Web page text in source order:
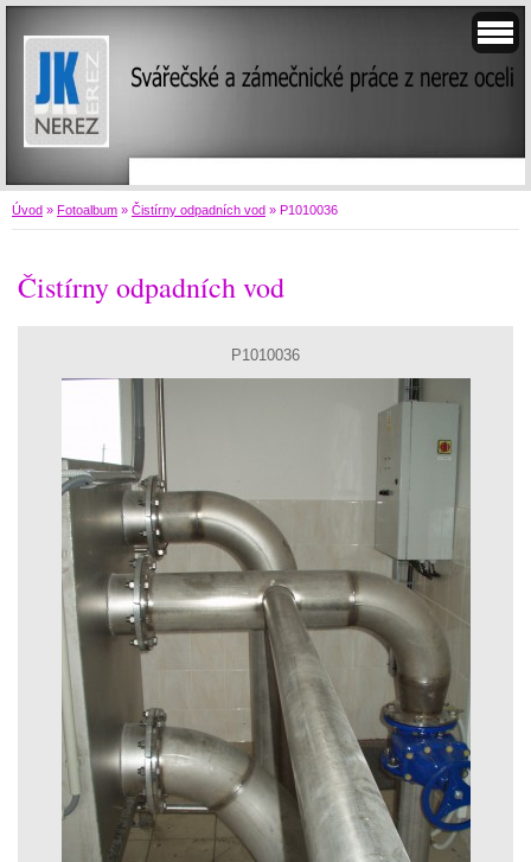
Úvod » Fotoalbum » Čistírny odpadních vod » P1010036
Čistírny odpadních vod
P1010036